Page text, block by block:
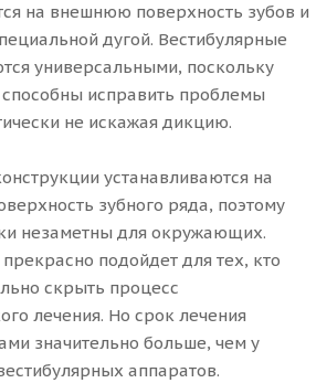
на внешнюю поверхность зубов и
дугой. Вестибулярные
универсальными, поскольку
исправить проблемы
не искажая дикцию.
устанавливаются на
зубного ряда, поэтому
незаметны для окружающих.
подойдет для тех, кто
скрыть процесс
лечения. Но срок лечения
значительно больше, чем у
аппаратов.